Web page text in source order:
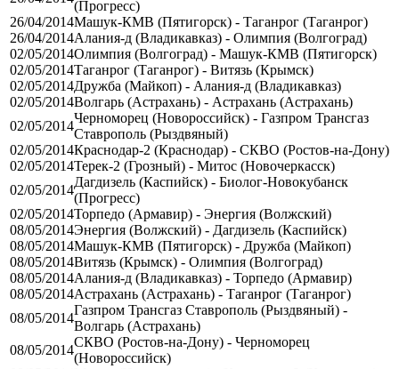
(Прогресс)
26/04/2014Машук-КМВ (Пятигорск) - Таганрог (Таганрог)
26/04/2014Алания-д (Владикавказ) - Олимпия (Волгоград)
02/05/2014Олимпия (Волгоград) - Машук-КМВ (Пятигорск)
02/05/2014Таганрог (Таганрог) - Витязь (Крымск)
02/05/2014Дружба (Майкоп) - Алания-д (Владикавказ)
02/05/2014Волгарь (Астрахань) - Астрахань (Астрахань)
02/05/2014
Черноморец (Новороссийск) - Газпром Трансгаз
Ставрополь (Рыздвяный)
02/05/2014Краснодар-2 (Краснодар) - СКВО (Ростов-на-Дону)
02/05/2014Терек-2 (Грозный) - Митос (Новочеркасск)
02/05/2014
Дагдизель (Каспийск) - Биолог-Новокубанск
(Прогресс)
02/05/2014Торпедо (Армавир) - Энергия (Волжский)
08/05/2014Энергия (Волжский) - Дагдизель (Каспийск)
08/05/2014Машук-КМВ (Пятигорск) - Дружба (Майкоп)
08/05/2014Витязь (Крымск) - Олимпия (Волгоград)
08/05/2014Алания-д (Владикавказ) - Торпедо (Армавир)
08/05/2014Астрахань (Астрахань) - Таганрог (Таганрог)
08/05/2014
Газпром Трансгаз Ставрополь (Рыздвяный) -
Волгарь (Астрахань)
08/05/2014
СКВО (Ростов-на-Дону) - Черноморец
(Новороссийск)